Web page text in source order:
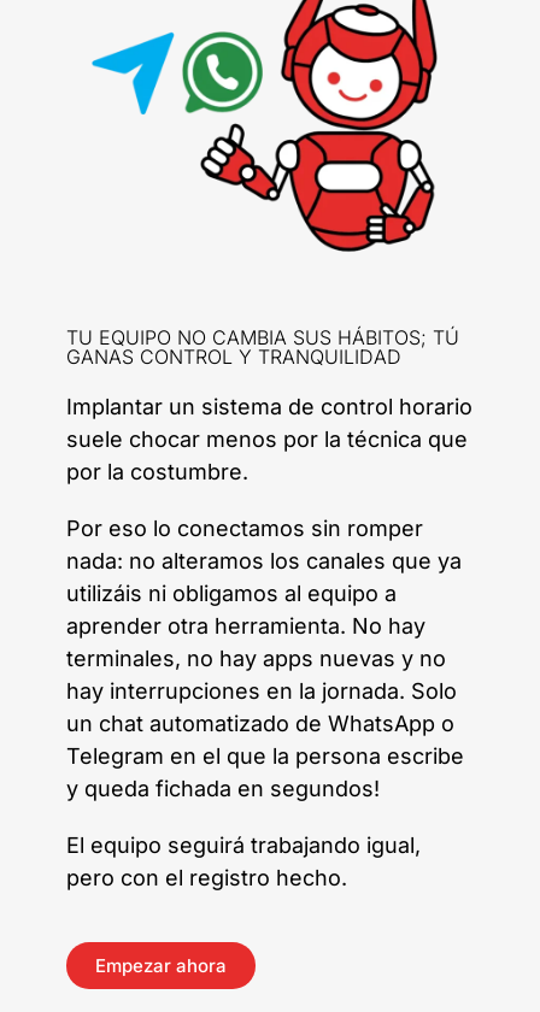
TU EQUIPO NO CAMBIA SUS HÁBITOS; TÚ
GANAS CONTROL Y TRANQUILIDAD
Implantar un sistema de control horario
suele chocar menos por la técnica que
por la costumbre.
Por eso lo conectamos sin romper
nada: no alteramos los canales que ya
utilizáis ni obligamos al equipo a
aprender otra herramienta. No hay
terminales, no hay apps nuevas y no
hay interrupciones en la jornada. Solo
un chat automatizado de WhatsApp o
Telegram en el que la persona escribe
y queda fichada en segundos!
El equipo seguirá trabajando igual,
pero con el registro hecho.
Empezar ahora